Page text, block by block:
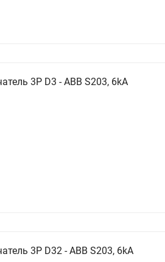
3P D3 - ABB S203, 6kA
3P D32 - ABB S203, 6kA